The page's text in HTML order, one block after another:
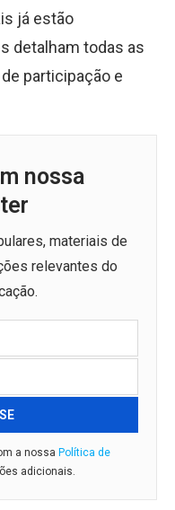
já estão
detalham todas as
participação e
nossa
materiais de
relevantes do
a nossa Política de
adicionais.